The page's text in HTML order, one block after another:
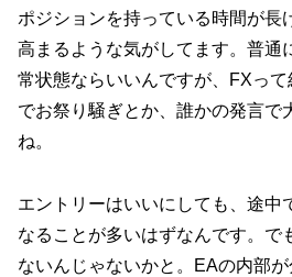
ポジションを持っている時間が長
高まるような気がしてます。普通
常状態ならいいんですが、FXっ
でお祭り騒ぎとか、誰かの発言で
ね。
エントリーはいいにしても、途中
なることが多いはずなんです。で
ないんじゃないかと。EAの内部